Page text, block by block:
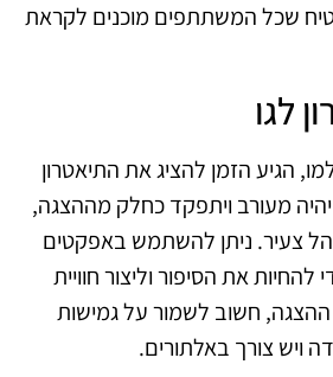
שכל המשתתפים מוכנים לקראת
לגו
הגיע הזמן להציג את התיאטרון
מעורב ויתפקד כחלק מההצגה,
צעיר. ניתן להשתמש באפקטים
להחיות את הסיפור וליצור חוויית
חשוב לשמור על גמישות
ויש צורך באלתורים.